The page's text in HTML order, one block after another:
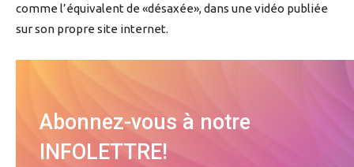
comme l’équivalent de «désaxée», dans une vidéo publiée
sur son propre site internet.
Abonnez-vous à notre
INFOLETTRE!